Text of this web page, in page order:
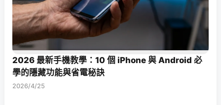
2026 最新手機教學：10 個 iPhone 與 Android 必
學的隱藏功能與省電秘訣
2026/4/25